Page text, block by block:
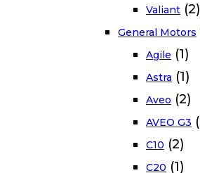
Valiant (2)
General Motors
Agile (1)
Astra (1)
Aveo (2)
AVEO G3
C10 (2)
C20 (1)